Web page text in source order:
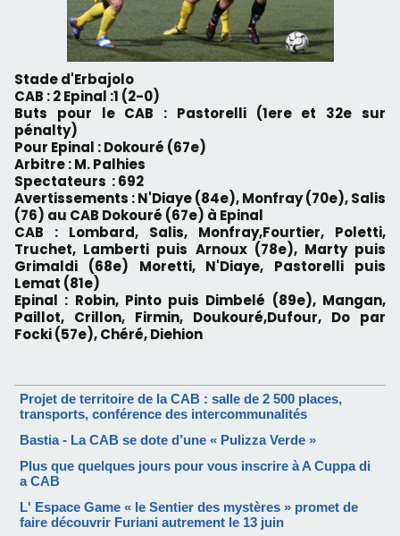
Stade d'Erbajolo
CAB : 2 Epinal :1 (2-0)
Buts pour le CAB : Pastorelli (1ere et 32e sur
pénalty)
Pour Epinal : Dokouré (67e)
Arbitre : M. Palhies
Spectateurs : 692
Avertissements : N'Diaye (84e), Monfray (70e), Salis
(76) au CAB Dokouré (67e) à Epinal
CAB : Lombard, Salis, Monfray,Fourtier, Poletti,
Truchet, Lamberti puis Arnoux (78e), Marty puis
Grimaldi (68e) Moretti, N'Diaye, Pastorelli puis
Lemat (81e)
Epinal : Robin, Pinto puis Dimbelé (89e), Mangan,
Paillot, Crillon, Firmin, Doukouré,Dufour, Do par
Focki (57e), Chéré, Diehion
Projet de territoire de la CAB : salle de 2 500 places,
transports, conférence des intercommunalités
Bastia - La CAB se dote d’une « Pulizza Verde »
Plus que quelques jours pour vous inscrire à A Cuppa di
a CAB
L' Espace Game « le Sentier des mystères » promet de
faire découvrir Furiani autrement le 13 juin